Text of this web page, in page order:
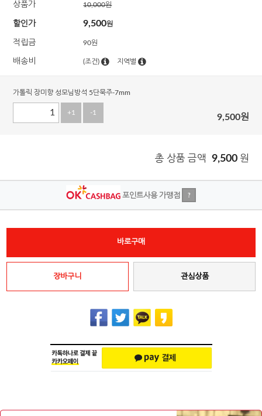
상품가 10,000원
할인가 9,500원
적립금 90원
배송비 (조건) 지역별
가톨릭 장미향 성모님방석 5단묵주-7mm
+1 -1 9,500원
총 상품 금액 9,500 원
포인트사용 가맹점 ?
바로구매
장바구니 관심상품